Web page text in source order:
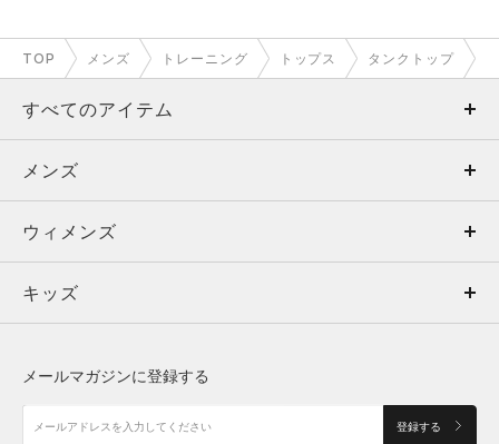
TOP メンズ トレーニング トップス タンクトップ
すべてのアイテム
メンズ
ウィメンズ
キッズ
アクセサリー
メンズ
トップス
ボトムス
アクセサリー
ウィメンズ
トップス
シューズ
キッズ
メールマガジンに登録する
登録する